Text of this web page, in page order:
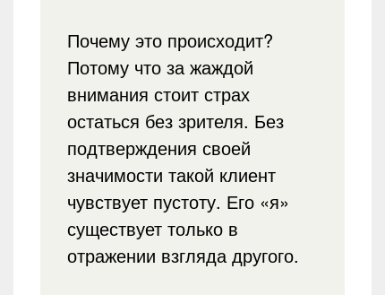
Почему это происходит?
Потому что за жаждой
внимания стоит страх
остаться без зрителя. Без
подтверждения своей
значимости такой клиент
чувствует пустоту. Его «я»
существует только в
отражении взгляда другого.